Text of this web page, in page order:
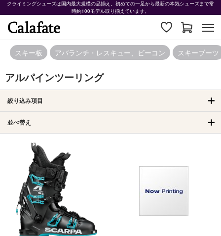
クライミングシューズは国内最大規模の品揃え。初めての一足から最新の本気シューズまで常
時約100モデル取り揃えています。
スキー板 アバランチ・レスキュー、ビーコン スキーブーツ
アルパインツーリング
絞り込み項目
並べ替え